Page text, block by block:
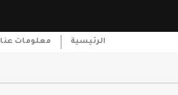
الرئيسية معلومات عنا